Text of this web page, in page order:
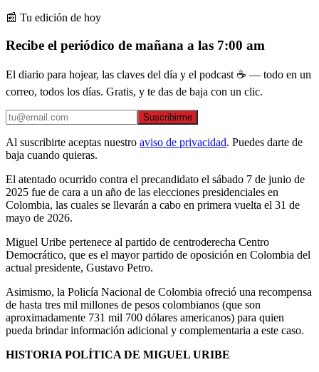
📰 Tu edición de hoy
Recibe el periódico de mañana a las 7:00 am
El diario para hojear, las claves del día y el podcast ☕ — todo en un
correo, todos los días. Gratis, y te das de baja con un clic.
Suscribirme
Al suscribirte aceptas nuestro aviso de privacidad. Puedes darte de
baja cuando quieras.
El atentado ocurrido contra el precandidato el sábado 7 de junio de
2025 fue de cara a un año de las elecciones presidenciales en
Colombia, las cuales se llevarán a cabo en primera vuelta el 31 de
mayo de 2026.
Miguel Uribe pertenece al partido de centroderecha Centro
Democrático, que es el mayor partido de oposición en Colombia del
actual presidente, Gustavo Petro.
Asimismo, la Policía Nacional de Colombia ofreció una recompensa
de hasta tres mil millones de pesos colombianos (que son
aproximadamente 731 mil 700 dólares americanos) para quien
pueda brindar información adicional y complementaria a este caso.
HISTORIA POLÍTICA DE MIGUEL URIBE